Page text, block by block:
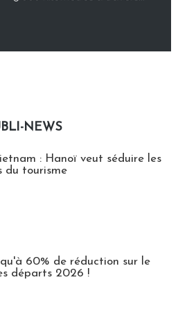
NEWS
: Hanoï veut séduire les
du tourisme
60% de réduction sur le
départs 2026 !